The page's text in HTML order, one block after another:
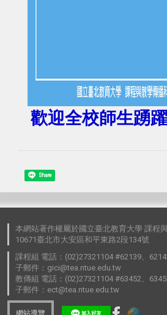
歡迎全校師生踴
Share
本網站著作權屬於國立臺北教育大學 課程
10671臺北市大安區和平東路2段134號
課程組 電話：(02)27321104 #62139、
子郵件：gici@tea.ntue.edu.tw
教傳組 電話：(02)27321104 #63452、
子郵件：ect@tea.ntue.edu.tw